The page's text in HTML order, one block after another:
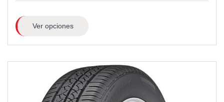
Ver opciones